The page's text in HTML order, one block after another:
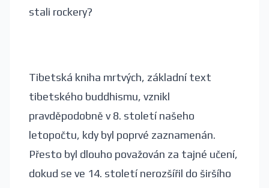
stali rockery?
Tibetská kniha mrtvých, základní text
tibetského buddhismu, vznikl
pravděpodobně v 8. století našeho
letopočtu, kdy byl poprvé zaznamenán.
Přesto byl dlouho považován za tajné učení,
dokud se ve 14. století nerozšířil do širšího